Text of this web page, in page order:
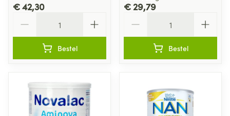
€ 42,30
Bestel
€ 29,79
Bestel